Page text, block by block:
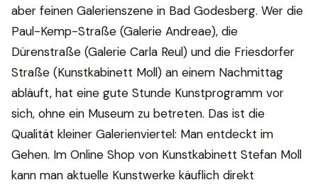
aber feinen Galerienszene in Bad Godesberg. Wer die
Paul-Kemp-Straße (Galerie Andreae), die
Dürenstraße (Galerie Carla Reul) und die Friesdorfer
Straße (Kunstkabinett Moll) an einem Nachmittag
abläuft, hat eine gute Stunde Kunstprogramm vor
sich, ohne ein Museum zu betreten. Das ist die
Qualität kleiner Galerienviertel: Man entdeckt im
Gehen. Im Online Shop von Kunstkabinett Stefan Moll
kann man aktuelle Kunstwerke käuflich direkt